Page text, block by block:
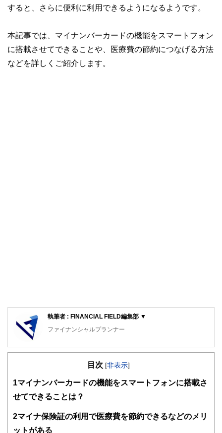
すると、さらに便利に利用できるようになるようです。
本記事では、マイナンバーカードの機能をスマートフォン
に搭載させてできることや、医療費の節約につなげる方法
などを詳しくご紹介します。
執筆者 : FINANCIAL FIELD編集部 ▼
ファイナンシャルプランナー
FinancialField編集部は、金融、経済に関する記事を、日々
知識がない方でも理解できるようわかりやすく発信していま
得者を中心に「お金や暮らし」に関する書籍・雑誌の編集経
関わることで、読者目線のコンテンツを追求しています。
目次 [非表示]
1 マイナンバーカードの機能をスマートフォンに搭載さ
せてできることは？
2マイナ保険証の利用で医療費を節約できるなどのメリ
ットがある